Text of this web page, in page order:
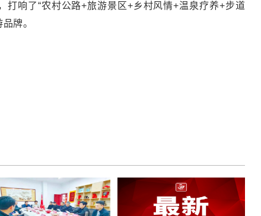
打响了“农村公路+旅游景区+乡村风情+温泉疗养+步道
牌。